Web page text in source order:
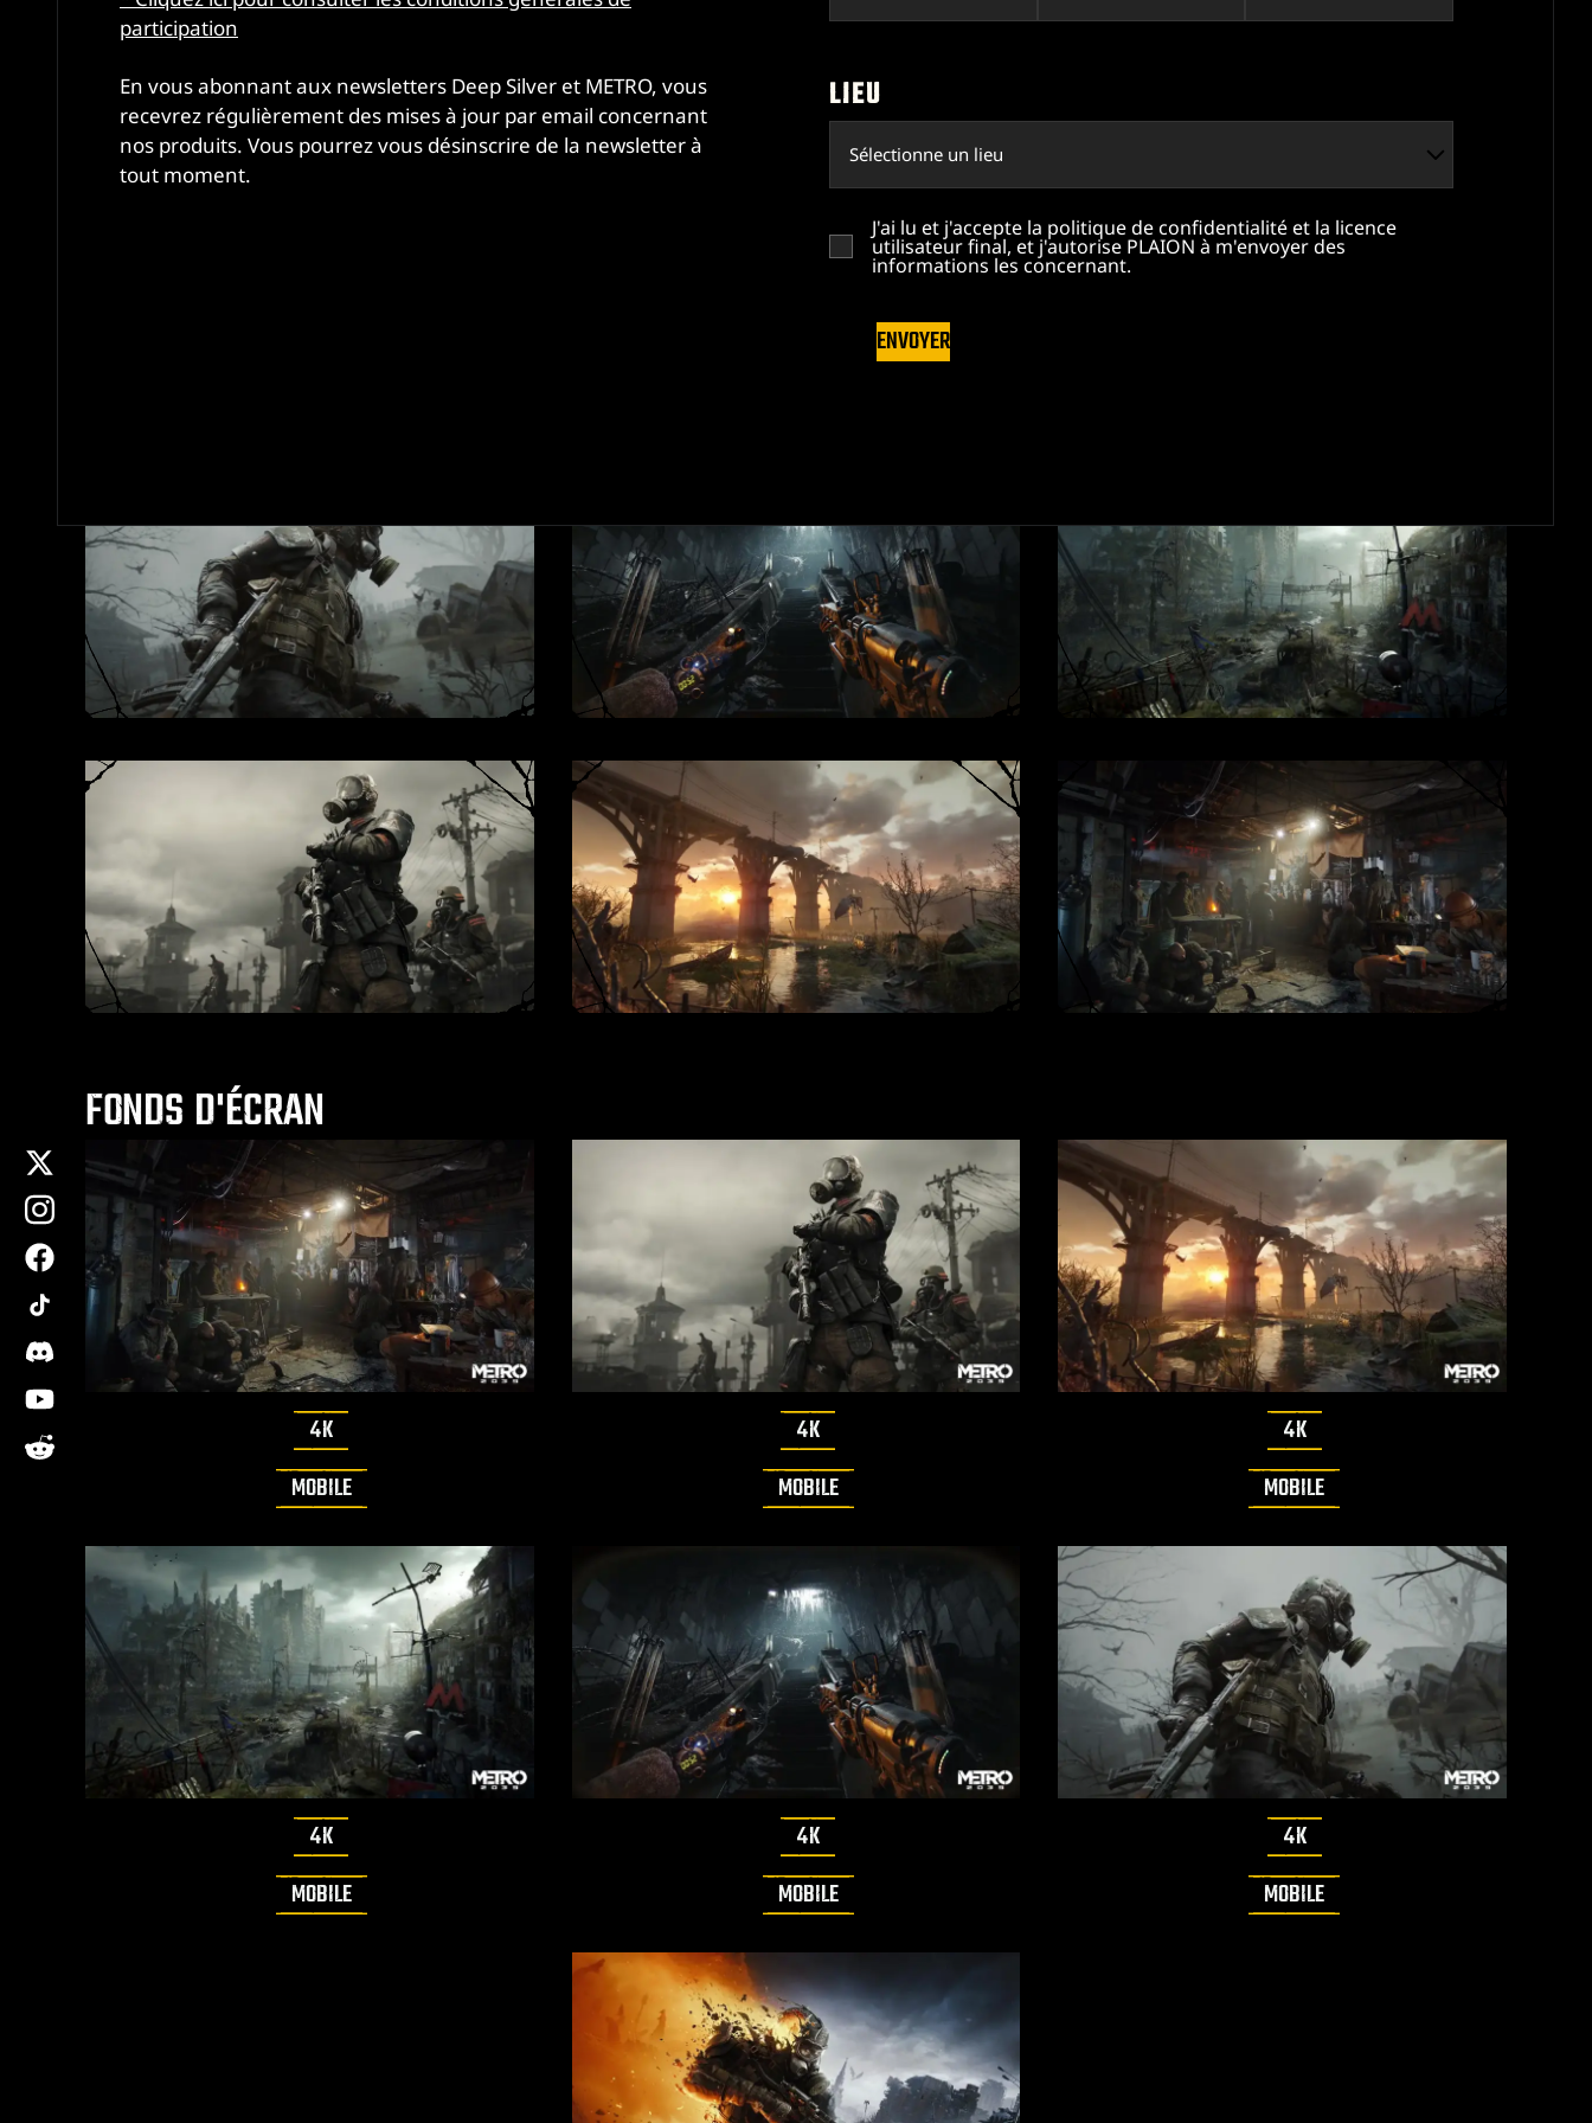
x
instagram
facebook
tiktok
discord
youtube
reddit
participation
En vous abonnant aux newsletters Deep Silver et METRO, vous
recevrez régulièrement des mises à jour par email concernant
nos produits. Vous pourrez vous désinscrire de la newsletter à
tout moment.
LIEU
J'ai lu et j'accepte la politique de confidentialité et la licence
utilisateur final, et j'autorise PLAION à m'envoyer des
informations les concernant.
ENVOYER
CAPTURES D'ÉCRAN
FONDS D'ÉCRAN
4K
MOBILE
4K
MOBILE
4K
MOBILE
4K
MOBILE
4K
MOBILE
4K
MOBILE